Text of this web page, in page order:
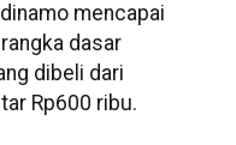
mencapai
dasar
dibeli dari
Rp600 ribu.